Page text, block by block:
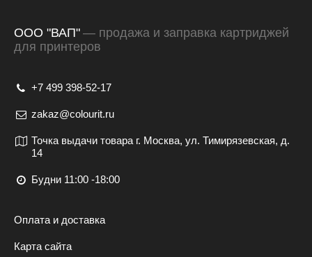
ООО "ВАП" — продажа и заправка картриджей
для принтеров
+7 499 398-52-17
zakaz@colourit.ru
Точка выдачи товара г. Москва, ул. Тимирязевская, д.
14
Будни 11:00 -18:00
Оплата и доставка
Карта сайта